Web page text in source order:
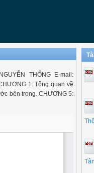
THỐNG E-mail:
1: Tổng quan về
bên trong. CHƯƠNG 5: